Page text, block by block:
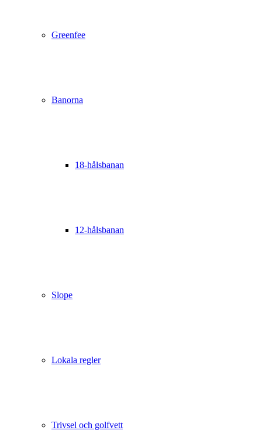
Greenfee
Banorna
18-hålsbanan
12-hålsbanan
Slope
Lokala regler
Trivsel och golfvett